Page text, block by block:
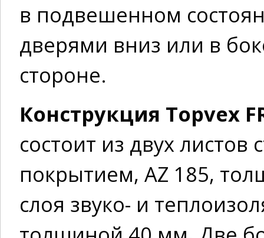
в подвешенном
дверями вниз или в
стороне.
Конструкция Topvex
состоит из двух
покрытием, AZ 185,
слоя звуко- и